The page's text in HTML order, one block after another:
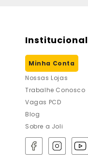
Institucional
Minha Conta
Nossas Lojas
Trabalhe Conosco
Vagas PCD
Blog
Sobre a Joli